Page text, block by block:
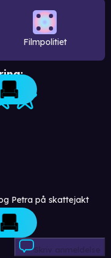
Filmpolitiet
Petra på skattejakt
Skriv anmeldelse